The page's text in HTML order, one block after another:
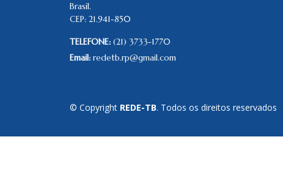
Brasil.
CEP: 21.941-850
TELEFONE: (21) 3733-1770
Email: redetb.rp@gmail.com
© Copyright REDE-TB. Todos os direitos reservados